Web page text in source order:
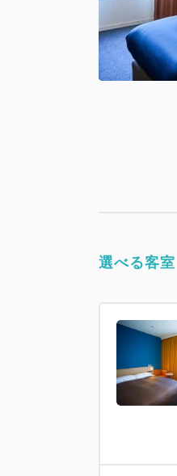
選べる客室